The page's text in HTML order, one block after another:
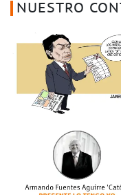
NUESTRO